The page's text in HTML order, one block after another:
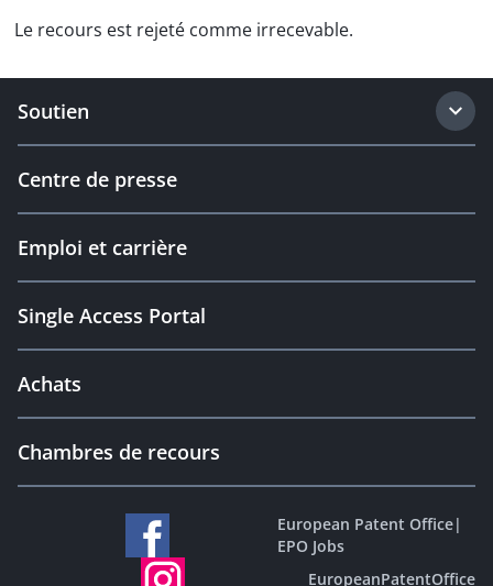
Le recours est rejeté comme irrecevable.
Soutien
Centre de presse
Emploi et carrière
Single Access Portal
Achats
Chambres de recours
European Patent Office|
EPO Jobs
EuropeanPatentOffice